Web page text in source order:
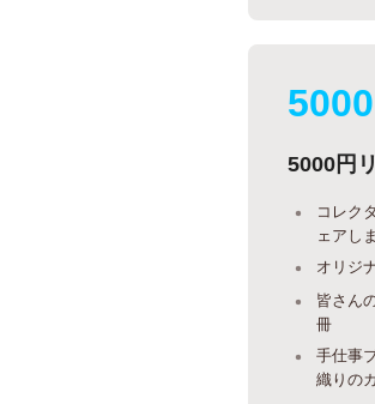
5000
5000円
コレク
ェアし
オリジ
皆さん
冊
手仕事
織りの